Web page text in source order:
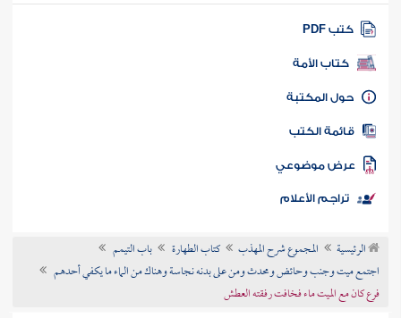
كتب PDF
كتاب الأمة
المكتبة
الكتب
موضوعي
تراجم الأعلام
الرئيسية المجموع شرح المهذب كتاب الطهارة
باب التيمم
اجتمع ميت وجنب وحائض ومحدث ومن على بدنه نجاسة وهناك من الماء ما يكفي أحدهم
فرع كان مع الميت ماء فخافت رفقته العطش